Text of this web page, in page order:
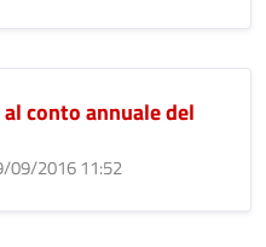
conto annuale del
09/2016 11:52